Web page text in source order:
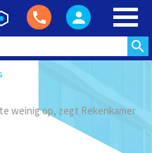
weinig op, zegt Rekenkamer